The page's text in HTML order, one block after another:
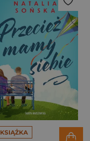
KSIĄŻKA